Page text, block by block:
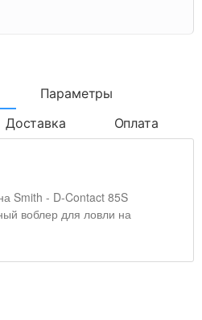
Параметры
Доставка Оплата
Smith - D-Contact 85S
воблер для ловли на